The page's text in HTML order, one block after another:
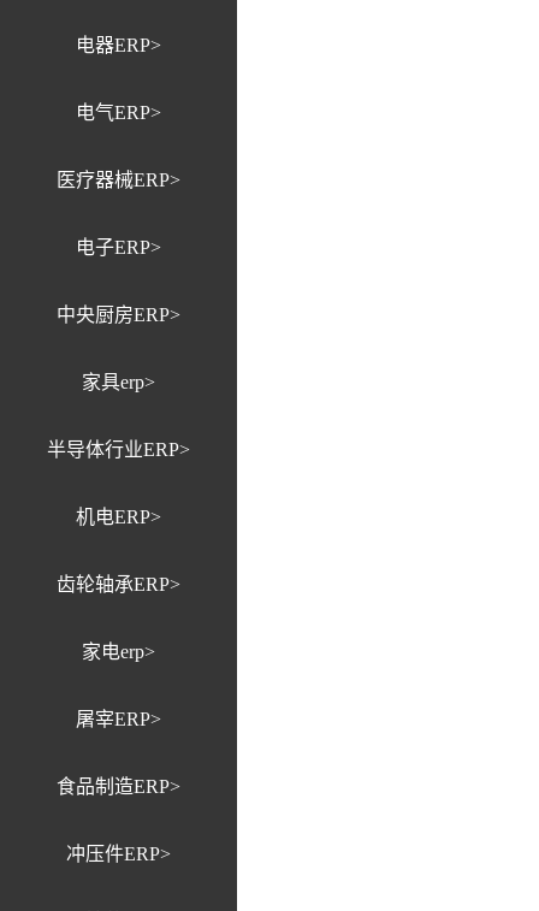
电器ERP>
电气ERP>
医疗器械ERP>
电子ERP>
中央厨房ERP>
家具erp>
半导体行业ERP>
机电ERP>
齿轮轴承ERP>
家电erp>
屠宰ERP>
食品制造ERP>
冲压件ERP>